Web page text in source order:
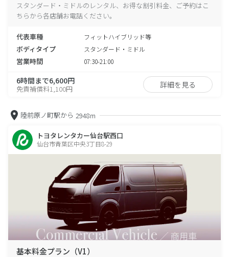
スタンダード・ミドルのレンタル、お得な割引料金、ご予約はこ
ちらから各店舗お電話ください。
代表車種 フィットハイブリッド等
ボディタイプ スタンダード・ミドル
営業時間 07:30-21:00
6時間まで6,600円
免責補償料1,100円 詳細を見る
陸前原ノ町駅から 2948m
トヨタレンタカー仙台駅西口
仙台市青葉区中央3丁目8-29
基本料金プラン（V1）